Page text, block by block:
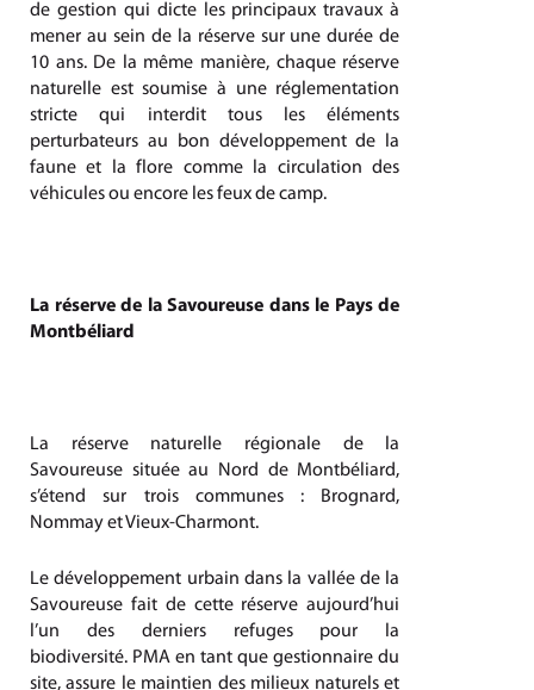
de gestion qui dicte les principaux travaux à
mener au sein de la réserve sur une durée de
10 ans. De la même manière, chaque réserve
naturelle est soumise à une réglementation
stricte qui interdit tous les éléments
perturbateurs au bon développement de la
faune et la flore comme la circulation des
véhicules ou encore les feux de camp.
La réserve de la Savoureuse dans le Pays de
Montbéliard
La réserve naturelle régionale de la
Savoureuse située au Nord de Montbéliard,
s’étend sur trois communes : Brognard,
Nommay et Vieux-Charmont.
Le développement urbain dans la vallée de la
Savoureuse fait de cette réserve aujourd’hui
l’un des derniers refuges pour la
biodiversité. PMA en tant que gestionnaire du
site, assure le maintien des milieux naturels et